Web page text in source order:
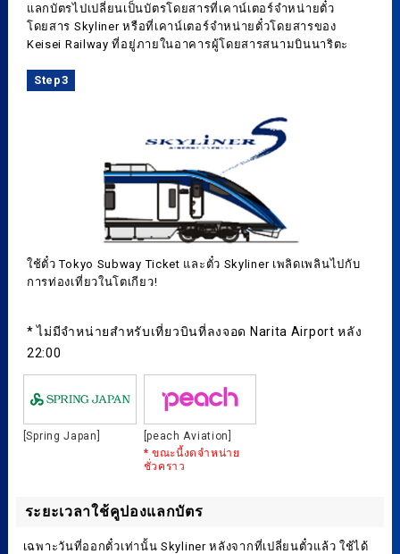
แลกบัตรไปเปลี่ยนเป็นบัตรโดยสารที่เคาน์เตอร์จำหน่ายตั๋ว
โดยสาร Skyliner หรือที่เคาน์เตอร์จำหน่ายตั๋วโดยสารของ
Keisei Railway ที่อยู่ภายในอาคารผู้โดยสารสนามบินนาริตะ
Step3
ใช้ตั๋ว Tokyo Subway Ticket และตั๋ว Skyliner เพลิดเพลินไปกับ
การท่องเที่ยวในโตเกียว!
* ไม่มีจำหน่ายสำหรับเที่ยวบินที่ลงจอด Narita Airport หลัง
22:00
[Spring Japan]
[peach Aviation]
* ขณะนี้งดจำหน่าย
ชั่วคราว
ระยะเวลาใช้คูปองแลกบัตร
เฉพาะวันที่ออกตั๋วเท่านั้น Skyliner หลังจากที่เปลี่ยนตั๋วแล้ว ใช้ได้